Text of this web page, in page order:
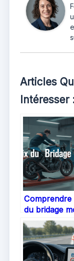
Articles
Intéresser
Comprendre
du bridage
A2 :
anticiper
budget